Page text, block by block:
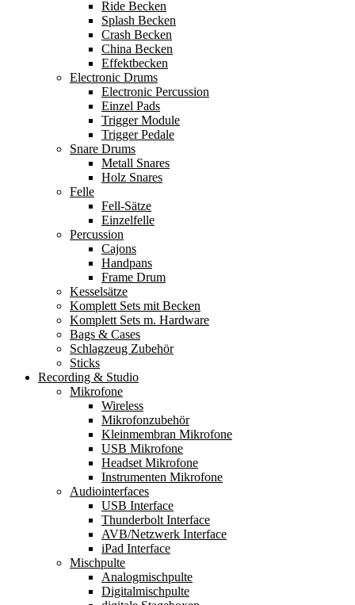
Ride Becken
Splash Becken
Crash Becken
China Becken
Effektbecken
Electronic Drums
Electronic Percussion
Einzel Pads
Trigger Module
Trigger Pedale
Snare Drums
Metall Snares
Holz Snares
Felle
Fell-Sätze
Einzelfelle
Percussion
Cajons
Handpans
Frame Drum
Kesselsätze
Komplett Sets mit Becken
Komplett Sets m. Hardware
Bags & Cases
Schlagzeug Zubehör
Sticks
Recording & Studio
Mikrofone
Wireless
Mikrofonzubehör
Kleinmembran Mikrofone
USB Mikrofone
Headset Mikrofone
Instrumenten Mikrofone
Audiointerfaces
USB Interface
Thunderbolt Interface
AVB/Netzwerk Interface
iPad Interface
Mischpulte
Analogmischpulte
Digitalmischpulte